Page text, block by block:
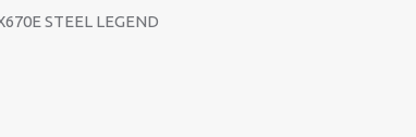
STEEL LEGEND